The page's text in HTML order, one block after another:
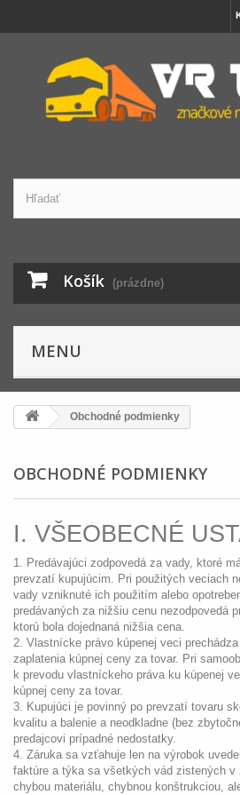
Košík (prázdne)
MENU
Obchodné podmienky
OBCHODNÉ PODMIENKY
I. VŠEOBECNÉ
1. Predávajúci zodpovedá za vady, ktoré
prevzatí kupujúcim. Pri použitých veciach
vady vzniknuté ich použitím alebo
predávaných za nižšiu cenu nezodpovedá
ktorú bola dojednaná nižšia cena.
2. Vlastnícke právo kúpenej veci
zaplatenia kúpnej ceny za tovar. Pri
k prevodu vlastníckeho práva ku kúpenej
kúpnej ceny za tovar.
3. Kupujúci je povinný po prevzatí tovaru
kvalitu a balenie a neodkladne (bez
predajcovi prípadné nedostatky.
4. Záruka sa vzťahuje len na výrobok
faktúre a týka sa všetkých vád zistených v
chybou materiálu, chybnou konštrukciou,